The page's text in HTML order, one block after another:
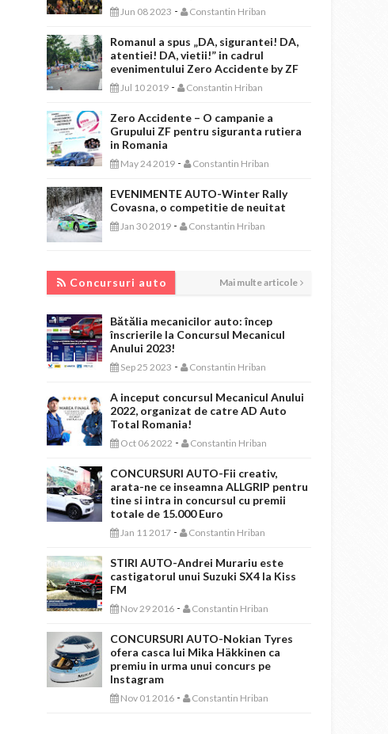
Jun 08 2023 - Constantin Hriban
Romanul a spus „DA, sigurantei! DA,
atentiei! DA, vietii!” in cadrul
evenimentului Zero Accidente by ZF
Jul 10 2019 - Constantin Hriban
Zero Accidente – O campanie a
Grupului ZF pentru siguranta rutiera
in Romania
May 24 2019 - Constantin Hriban
EVENIMENTE AUTO-Winter Rally
Covasna, o competitie de neuitat
Jan 30 2019 - Constantin Hriban
Concursuri auto Mai multe articole
Bătălia mecanicilor auto: încep
înscrierile la Concursul Mecanicul
Anului 2023!
Sep 25 2023 - Constantin Hriban
A inceput concursul Mecanicul Anului
2022, organizat de catre AD Auto
Total Romania!
Oct 06 2022 - Constantin Hriban
CONCURSURI AUTO-Fii creativ,
arata-ne ce inseamna ALLGRIP pentru
tine si intra in concursul cu premii
totale de 15.000 Euro
Jan 11 2017 - Constantin Hriban
STIRI AUTO-Andrei Murariu este
castigatorul unui Suzuki SX4 la Kiss
FM
Nov 29 2016 - Constantin Hriban
CONCURSURI AUTO-Nokian Tyres
ofera casca lui Mika Häkkinen ca
premiu in urma unui concurs pe
Instagram
Nov 01 2016 - Constantin Hriban